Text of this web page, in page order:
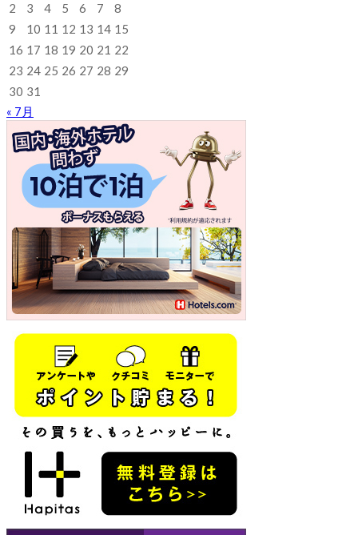
2
3 4 5 6 7
8
9
10 11 12 13 14 15
16 17 18 19 20 21 22
23 24 25 26 27 28 29
30 31
« 7月